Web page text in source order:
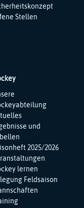
Stellen
und
2025/2026
lernen
Feldsaison